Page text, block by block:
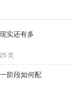
实还有多
25 页
阶段如何配